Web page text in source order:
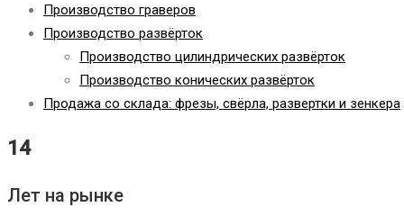
Производство граверов
Производство развёрток
Производство цилиндрических развёрток
Производство конических развёрток
Продажа со склада: фрезы, свёрла, развертки и зенкера
14
Лет на рынке